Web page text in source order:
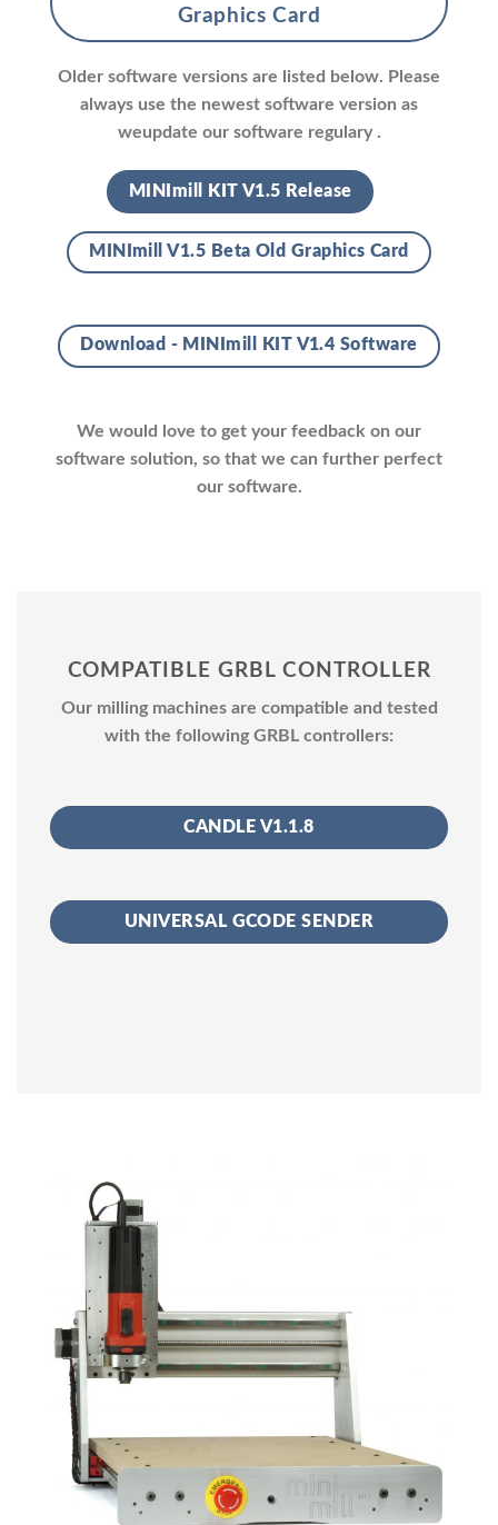
Graphics Card
Older software versions are listed below. Please
always use the newest software version as
weupdate our software regulary .
MINImill KIT V1.5 Release
MINImill V1.5 Beta Old Graphics Card
Download - MINImill KIT V1.4 Software
We would love to get your feedback on our
software solution, so that we can further perfect
our software.
COMPATIBLE GRBL CONTROLLER
Our milling machines are compatible and tested
with the following GRBL controllers:
CANDLE V1.1.8
UNIVERSAL GCODE SENDER